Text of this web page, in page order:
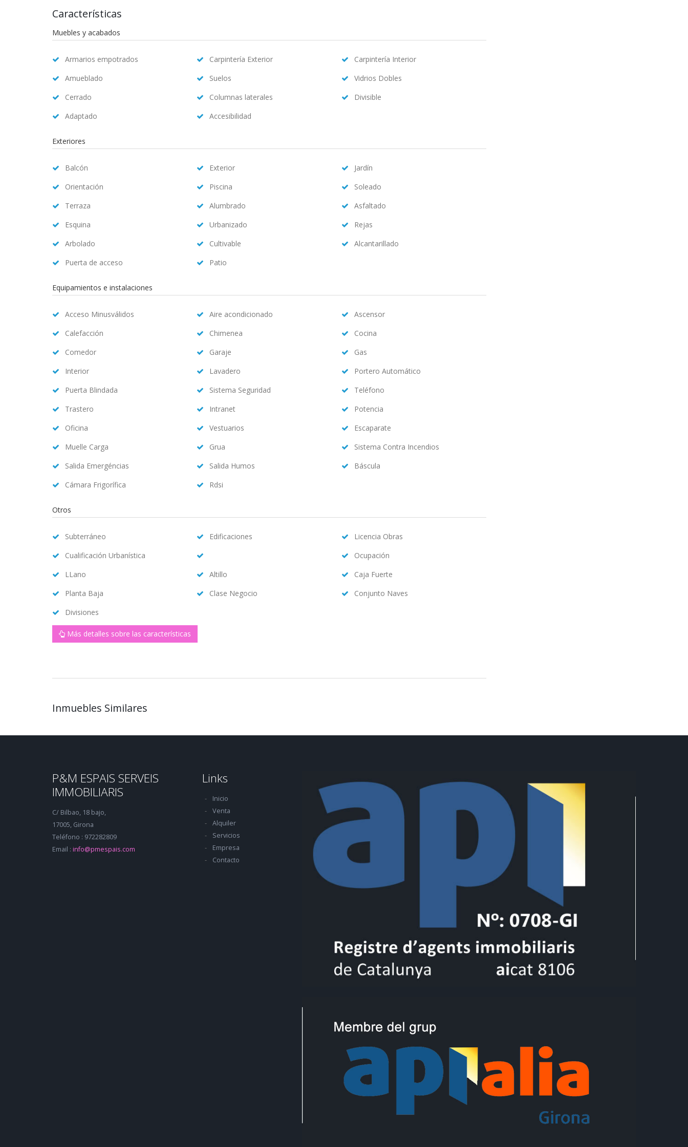
Características
Muebles y acabados
Armarios empotrados Carpintería Exterior
Carpintería Interior
Amueblado
Suelos
Vidrios Dobles
Cerrado
Columnas laterales
Divisible
Adaptado
Accesibilidad
Exteriores
Balcón Exterior
Jardín
Orientación
Piscina
Soleado
Terraza
Alumbrado
Asfaltado
Esquina
Urbanizado
Rejas
Arbolado
Cultivable
Alcantarillado
Puerta de acceso
Patio
Equipamientos e instalaciones
Acceso Minusválidos Aire acondicionado
Ascensor
Calefacción
Chimenea
Cocina
Comedor
Garaje
Gas
Interior
Lavadero
Portero Automático
Puerta Blindada
Sistema Seguridad
Teléfono
Trastero
Intranet
Potencia
Oficina
Vestuarios
Escaparate
Muelle Carga
Grua
Sistema Contra Incendios
Salida Emergéncias
Salida Humos
Báscula
Cámara Frigorífica
Rdsi
Otros
Subterráneo Edificaciones
Licencia Obras
Cualificación Urbanística
Ocupación
LLano
Altillo
Caja Fuerte
Planta Baja
Clase Negocio
Conjunto Naves
Divisiones
Más detalles sobre las características
Inmuebles Similares
P&M ESPAIS SERVEIS
IMMOBILIARIS
C/ Bilbao, 18 bajo,
17005, Girona
Teléfono : 972282809
Email : info@pmespais.com
Links
Inicio
Venta
Alquiler
Servicios
Empresa
Contacto